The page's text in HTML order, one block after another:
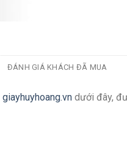
ĐÁNH GIÁ KHÁCH ĐÃ MUA
giayhuyhoang.vn dưới đây,